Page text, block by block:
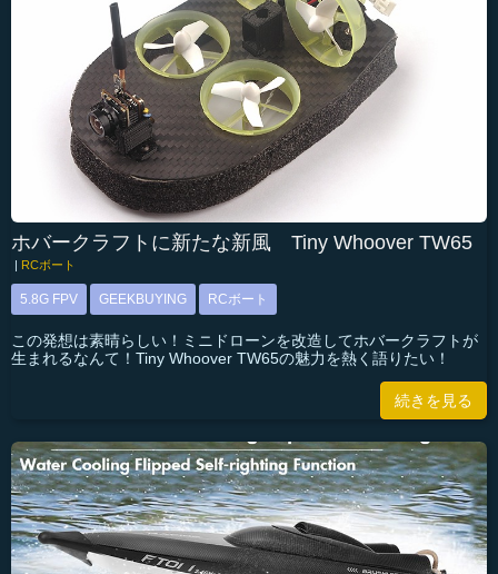
ホバークラフトに新たな新風 Tiny Whoover TW65
RCボート
5.8G FPV GEEKBUYING RCボート
この発想は素晴らしい！ミニドローンを改造してホバークラフトが
生まれるなんて！Tiny Whoover TW65の魅力を熱く語りたい！
続きを見る